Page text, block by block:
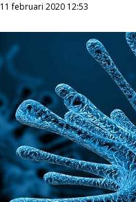
11 februari 2020 12:53